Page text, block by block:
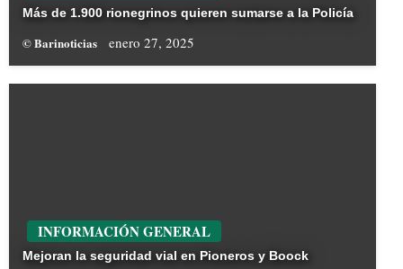
Más de 1.900 rionegrinos quieren sumarse a la Policía
© Barinoticias enero 27, 2025
INFORMACIÓN GENERAL
Mejoran la seguridad vial en Pioneros y Boock